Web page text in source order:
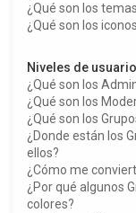
¿Qué son los
¿Qué son los
Niveles de
¿Qué son los
¿Qué son los
¿Qué son los
¿Donde están los
ellos?
¿Cómo me
¿Por qué algunos
colores?